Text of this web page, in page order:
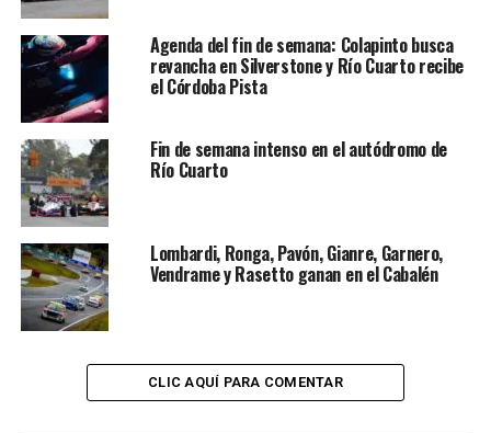
Este año el automovilismo en pista con sus diferentes
certámenes ya visitó en dos ocasiones el trazado
riocuartense. En primer término el 27 de abril con la
utilización del circuito tradicional y la última ocasión
fue el 15 de junio transitando por primera vez la nueva
Agenda del fin de semana: Colapinto busca
revancha en Silverstone y Río Cuarto recibe
el Córdoba Pista
Fin de semana intenso en el autódromo de
Río Cuarto
Lombardi, Ronga, Pavón, Gianre, Garnero,
Vendrame y Rasetto ganan en el Cabalén
CLIC AQUÍ PARA COMENTAR